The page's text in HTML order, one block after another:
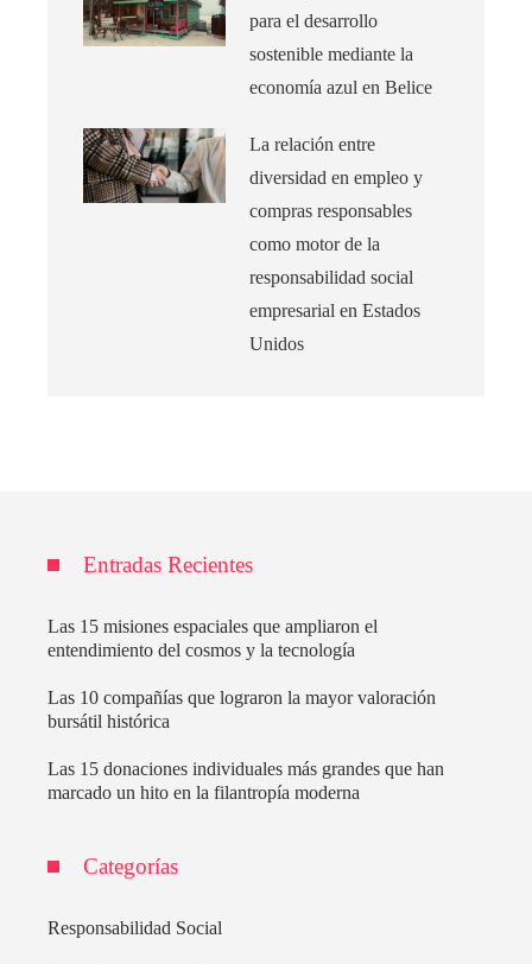
para el desarrollo
sostenible mediante la
economía azul en Belice
La relación entre
diversidad en empleo y
compras responsables
como motor de la
responsabilidad social
empresarial en Estados
Unidos
Entradas Recientes
Las 15 misiones espaciales que ampliaron el
entendimiento del cosmos y la tecnología
Las 10 compañías que lograron la mayor valoración
bursátil histórica
Las 15 donaciones individuales más grandes que han
marcado un hito en la filantropía moderna
Categorías
Responsabilidad Social